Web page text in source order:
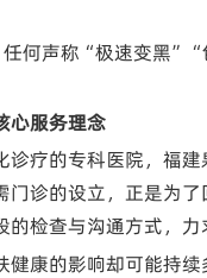
任何声称“极速变黑”“
心服务理念
诊疗的专科医院，福
门诊的设立，正是为
检查与沟通方式，
健康的影响却可能持